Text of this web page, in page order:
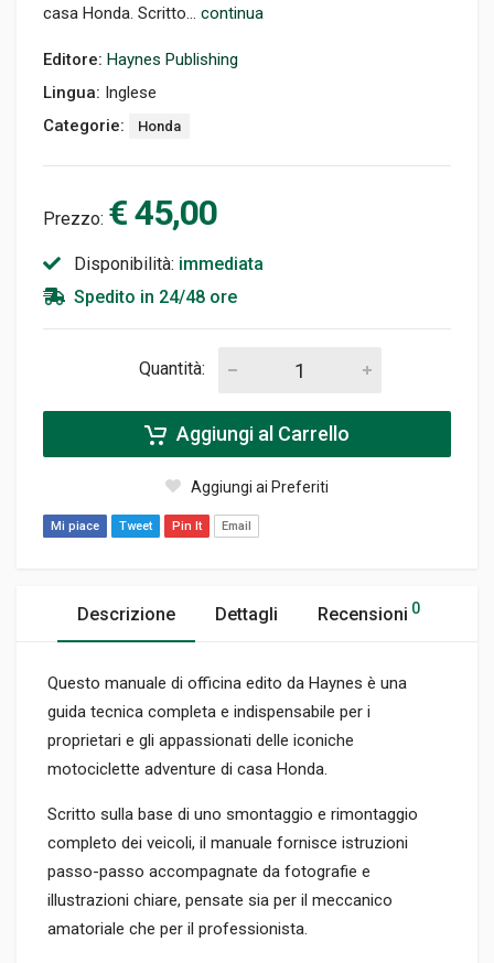
casa Honda. Scritto... continua
Editore: Haynes Publishing
Lingua: Inglese
Categorie:
Honda
Prezzo: € 45,00
Disponibilità: immediata
Spedito in 24/48 ore
Quantità:
Aggiungi al Carrello
Aggiungi ai Preferiti
Mi piace Tweet Pin It Email
Descrizione Dettagli Recensioni 0
Questo manuale di officina edito da Haynes è una
guida tecnica completa e indispensabile per i
proprietari e gli appassionati delle iconiche
motociclette adventure di casa Honda.
Scritto sulla base di uno smontaggio e rimontaggio
completo dei veicoli, il manuale fornisce istruzioni
passo-passo accompagnate da fotografie e
illustrazioni chiare, pensate sia per il meccanico
amatoriale che per il professionista.